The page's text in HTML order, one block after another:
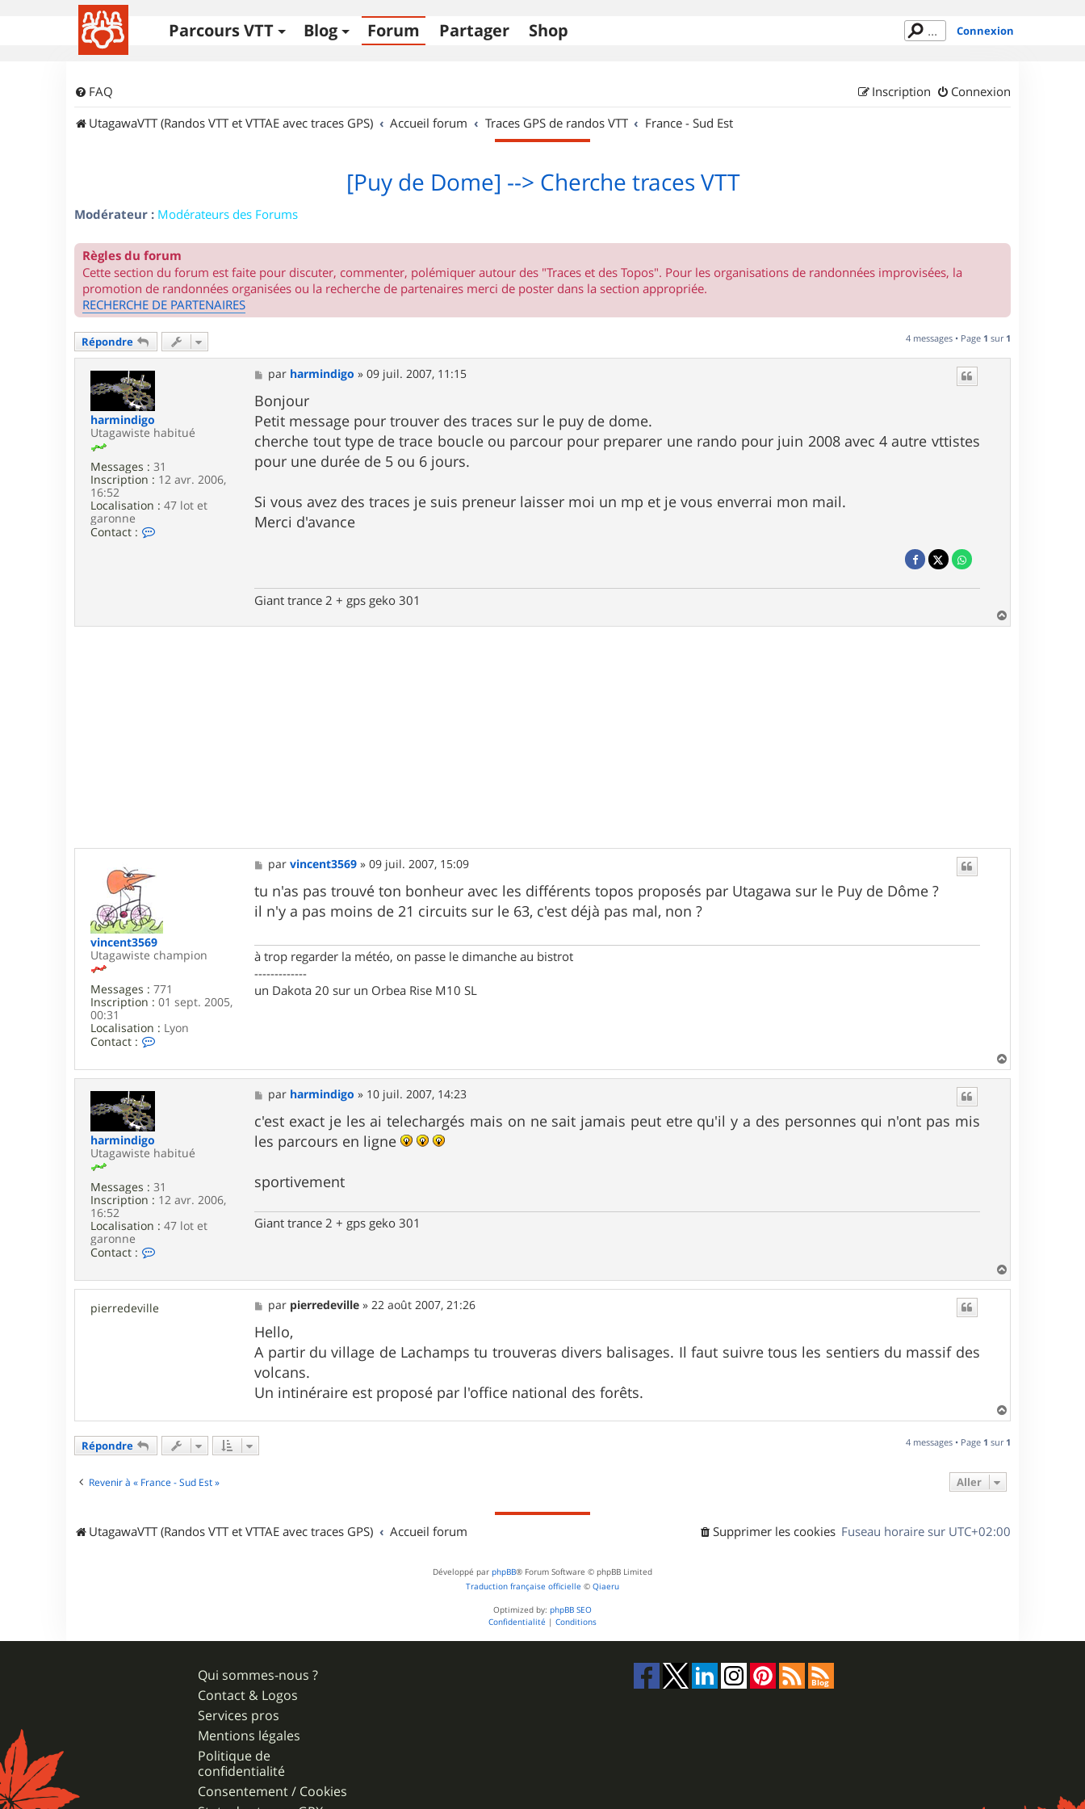
Parcours VTT Blog Forum Partager Shop Connexion
FAQ Connexion
Inscription
UtagawaVTT (Randos VTT et VTTAE avec traces GPS)
Accueil forum Traces GPS de randos VTT France - Sud Est
[Puy de Dome] --> Cherche traces VTT
Modérateur : Modérateurs des Forums
Règles du forum
Cette section du forum est faite pour discuter, commenter, polémiquer autour des "Traces et des Topos". Pour les organisations de randonnées improvisées, la
promotion de randonnées organisées ou la recherche de partenaires merci de poster dans la section appropriée.
RECHERCHE DE PARTENAIRES
Répondre 4 messages • Page 1 sur 1
harmindigo
Utagawiste habitué
Messages : 31
Inscription : 12 avr. 2006,
16:52
Localisation : 47 lot et
garonne
Contact :
M
e
s
s
a
g
e
par harmindigo »09 juil. 2007, 11:15
Bonjour
Petit message pour trouver des traces sur le puy de dome.
cherche tout type de trace boucle ou parcour pour preparer une rando pour juin 2008 avec 4 autre vttistes
pour une durée de 5 ou 6 jours.
Si vous avez des traces je suis preneur laisser moi un mp et je vous enverrai mon mail.
Merci d'avance
Giant trance 2 + gps geko 301
a
vincent3569
Utagawiste champion
Messages : 771
Inscription : 01 sept. 2005,
00:31
Localisation : Lyon
Contact :
t
v
n
c
e
n
t
9
M
e
s
s
a
parvincent3569 »09 juil. 2007, 15:09
tu n'as pas trouvé ton bonheur avec les différents topos proposés par Utagawa sur le Puy de Dôme ?
il n'y a pas moins de 21 circuits sur le 63, c'est déjà pas mal, non ?
à trop regarder la météo, on passe le dimanche au bistrot
-------------
un Dakota 20 sur un Orbea Rise M10 SL
a
harmindigo
Utagawiste habitué
Messages : 31
Inscription : 12 avr. 2006,
16:52
Localisation : 47 lot et
garonne
Contact :
t
c
i
i
o
M
e
s
s
a
par harmindigo » 10 juil. 2007, 14:23
c'est exact je les ai telechargés mais on ne sait jamais peut etre qu'il y a des personnes qui n'ont pas mis
les parcours en ligne
sportivement
Giant trance 2 + gps geko 301
a
u
pierredeville
M
e
s
s
a
g
e
par pierredeville » 22 août 2007, 21:26
Hello,
A partir du village de Lachamps tu trouveras divers balisages. Il faut suivre tous les sentiers du massif des
volcans.
Un intinéraire est proposé par l'office national des forêts.
a
t
Répondre 4 messages • Page 1 sur 1
Revenir à « France - Sud Est » Aller
UtagawaVTT (Randos VTT et VTTAE avec traces GPS) Accueil forum Fuseau horaire sur UTC+02:00
Supprimer les cookies
Développé par phpBB® Forum Software © phpBB Limited
Traduction française officielle © Qiaeru
Optimized by: phpBB SEO
Confidentialité | Conditions
Qui sommes-nous ?
Contact & Logos
Services pros
Mentions légales
Politique de
confidentialité
Consentement / Cookies